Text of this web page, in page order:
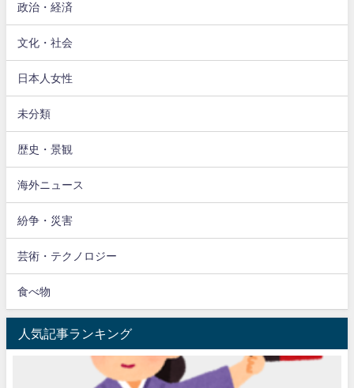
政治・経済
文化・社会
日本人女性
未分類
歴史・景観
海外ニュース
紛争・災害
芸術・テクノロジー
食べ物
人気記事ランキング